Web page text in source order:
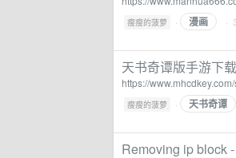
瘦瘦的菠萝 · 漫画 ·
天书奇谭版手游下
https://
瘦瘦的菠萝 · 天书奇谭
Removing ip block